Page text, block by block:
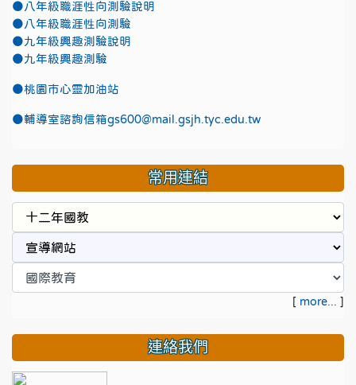
●八年級職涯性向測驗說明
●八年級職涯性向測驗
●九年級興趣測驗說明
●九年級興趣測驗
●桃園市心靈加油站
●輔導室諮詢信箱gs600@mail.gsjh.tyc.edu.tw
常用連結
[ more... ]
連絡我們